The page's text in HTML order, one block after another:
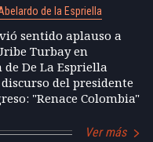
de la Espriella
sentido aplauso a
Turbay en
de De La Espriella
del presidente
"Renace Colombia"
Ver más